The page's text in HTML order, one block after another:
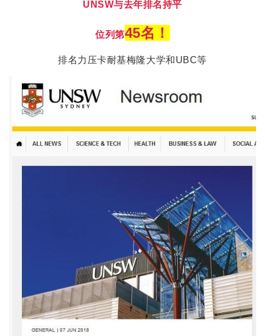
UNSW与去年排名持平
位列第45名！
排名力压卡耐基梅隆大学和UBC等